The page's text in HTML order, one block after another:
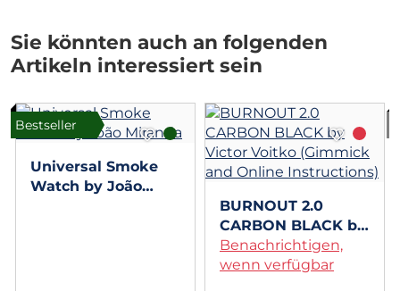
Sie könnten auch an folgenden
Artikeln interessiert sein
Bestseller
Universal Smoke
Watch by João
BURNOUT 2.0
CARBON BLACK by
Victor Voitko
(Gimmick and
Benachrichtigen,
wenn verfügbar